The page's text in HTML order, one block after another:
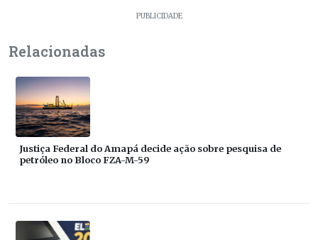
PUBLICIDADE
Relacionadas
Justiça Federal do Amapá decide ação sobre pesquisa de
petróleo no Bloco FZA-M-59